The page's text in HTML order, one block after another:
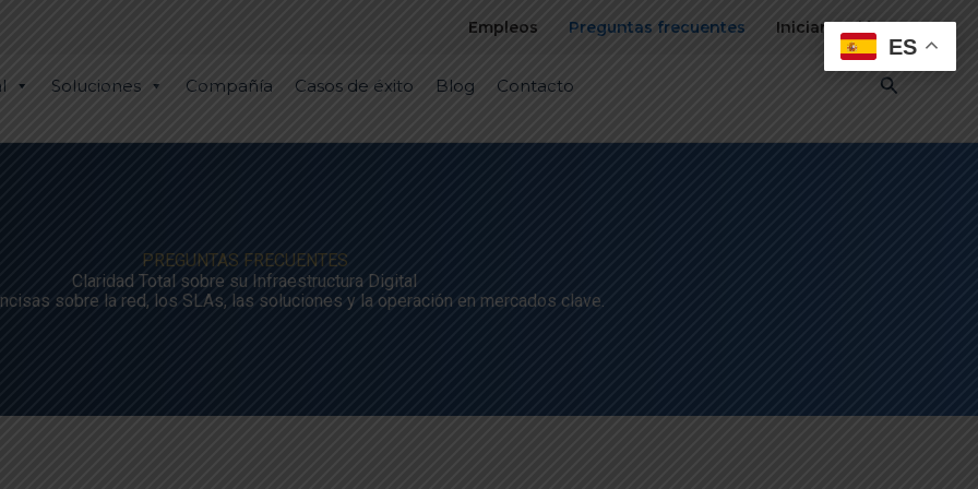
Empleos Preguntas frecuentes Iniciar sesión
Soluciones Compañía Casos de éxito Blog Contacto Buscar
PREGUNTAS FRECUENTES
Claridad Total sobre su Infraestructura Digital
sobre la red, los SLAs, las soluciones y la operación en mercados clave.
ES